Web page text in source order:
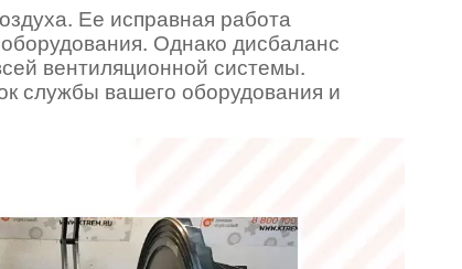
Ее исправная работа
Однако дисбаланс
вентиляционной системы.
службы вашего оборудования и